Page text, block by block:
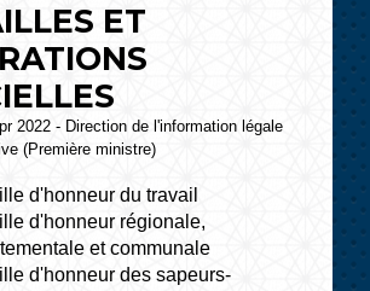
ET
2022 - Direction de l'information légale
(Première ministre)
d'honneur du travail
d'honneur régionale,
et communale
d'honneur des sapeurs-